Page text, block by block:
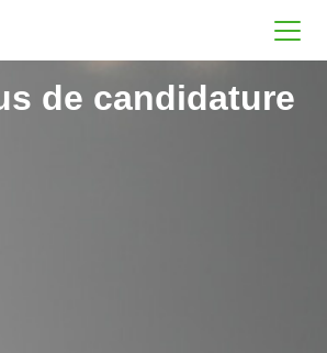
de candidature